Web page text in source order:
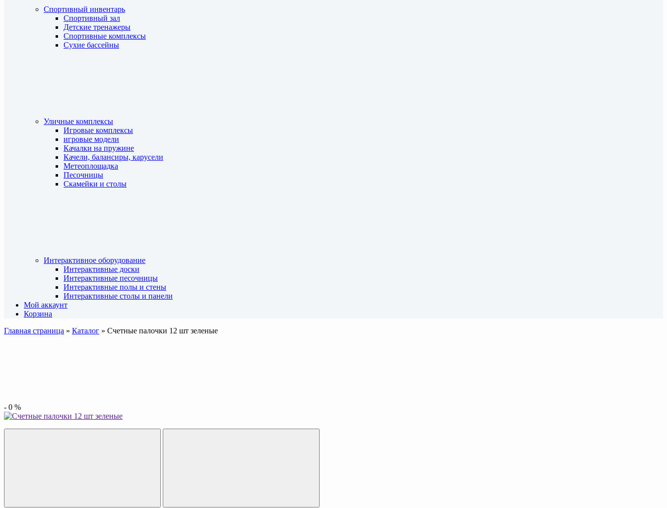
Спортивный инвентарь
Спортивный зал
Детские тренажеры
Спортивные комплексы
Сухие бассейны
Уличные комплексы
Игровые комплексы
игровые модели
Качалки на пружине
Качели, балансиры, карусели
Метеоплощадка
Песочницы
Скамейки и столы
Интерактивное оборудование
Интерактивные доски
Интерактивные песочницы
Интерактивные полы и стены
Интерактивные столы и панели
Мой аккаунт
Корзина
Главная страница » Каталог » Счетные палочки 12 шт зеленые
- 0 %